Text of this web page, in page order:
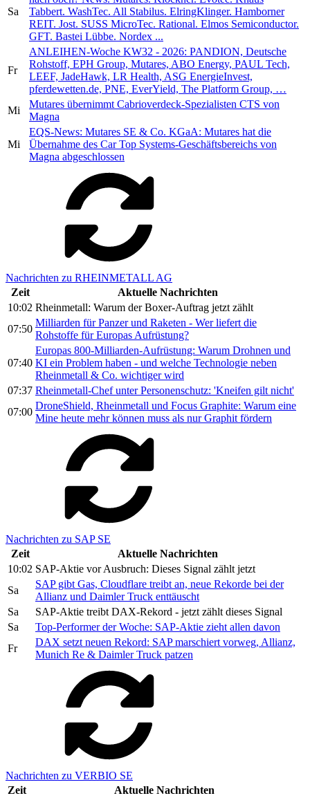
Sa
Tabbert. WashTec. All Stabilus. ElringKlinger. Hamborner
REIT. Jost. SUSS MicroTec. Rational. Elmos Semiconductor.
GFT. Bastei Lübbe. Nordex ...
Fr
ANLEIHEN-Woche KW32 - 2026: PANDION, Deutsche
Rohstoff, EPH Group, Mutares, ABO Energy, PAUL Tech,
LEEF, JadeHawk, LR Health, ASG EnergieInvest,
pferdewetten.de, PNE, EverYield, The Platform Group, …
Mi
Mutares übernimmt Cabrioverdeck-Spezialisten CTS von
Magna
Mi
EQS-News: Mutares SE & Co. KGaA: Mutares hat die
Übernahme des Car Top Systems-Geschäftsbereichs von
Magna abgeschlossen
Nachrichten zu RHEINMETALL AG
Zeit
Aktuelle Nachrichten
10:02 Rheinmetall: Warum der Boxer-Auftrag jetzt zählt
07:50
Milliarden für Panzer und Raketen - Wer liefert die
Rohstoffe für Europas Aufrüstung?
07:40
Europas 800-Milliarden-Aufrüstung: Warum Drohnen und
KI ein Problem haben - und welche Technologie neben
Rheinmetall & Co. wichtiger wird
07:37 Rheinmetall-Chef unter Personenschutz: 'Kneifen gilt nicht'
07:00
DroneShield, Rheinmetall und Focus Graphite: Warum eine
Mine heute mehr können muss als nur Graphit fördern
Nachrichten zu SAP SE
Zeit
Aktuelle Nachrichten
10:02 SAP-Aktie vor Ausbruch: Dieses Signal zählt jetzt
Sa
SAP gibt Gas, Cloudflare treibt an, neue Rekorde bei der
Allianz und Daimler Truck enttäuscht
Sa
SAP-Aktie treibt DAX-Rekord - jetzt zählt dieses Signal
Sa
Top-Performer der Woche: SAP-Aktie zieht allen davon
Fr
DAX setzt neuen Rekord: SAP marschiert vorweg, Allianz,
Munich Re & Daimler Truck patzen
Nachrichten zu VERBIO SE
Zeit
Aktuelle Nachrichten